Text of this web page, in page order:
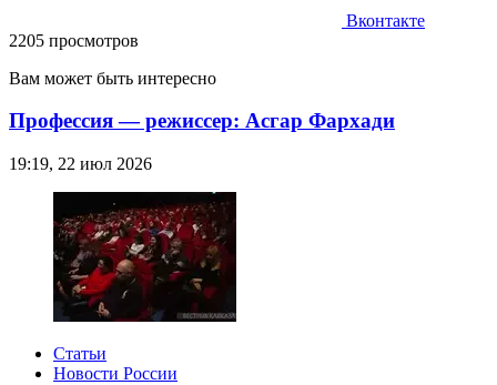
Вконтакте
2205 просмотров
Вам может быть интересно
Профессия — режиссер: Асгар Фархади
19:19, 22 июл 2026
Статьи
Новости России